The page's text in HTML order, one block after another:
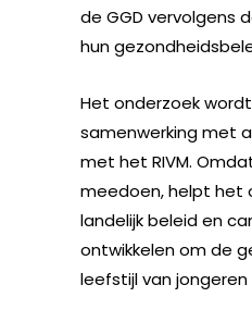
de GGD vervolgens
hun
Het onderzoek
samenwerking met
met het RIVM.
meedoen, helpt het
landelijk beleid en
ontwikkelen om de
leefstijl van